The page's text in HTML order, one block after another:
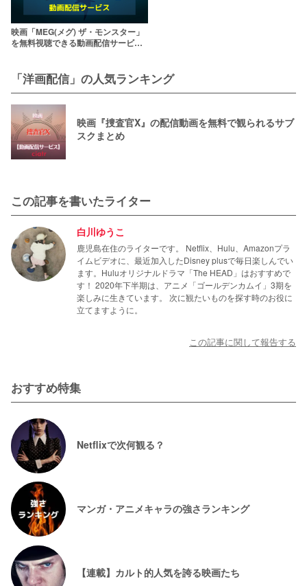
映画「MEG(メグ) ザ・モンスター」
を無料視聴できる動画配信サービス
「洋画配信」の人気ランキング
映画『捜査官X』の配信動画を無料で観られるサブ
スクまとめ
この記事を書いたライター
白川ゆうこ
鹿児島在住のライターです。 Netflix、Hulu、Amazonプラ
イムビデオに、最近加入したDisney plusで毎日楽しんでい
ます。Huluオリジナルドラマ「The HEAD」はおすすめで
す！ 2020年下半期は、アニメ「ゴールデンカムイ」3期を
楽しみに生きています。 次に観たいものを探す時のお役に
立てますように。
この記事に関して報告する
おすすめ特集
Netflixで次何観る？
マンガ・アニメキャラの強さランキング
【連載】カルト的人気を誇る映画たち